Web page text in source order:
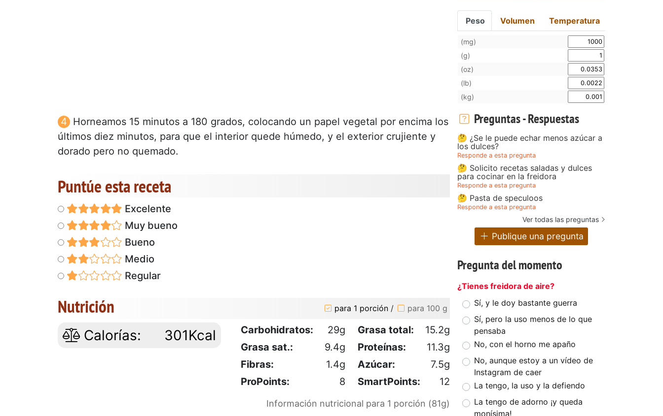
Horneamos 15 minutos a 180 grados, colocando un papel vegetal por encima los
últimos diez minutos, para que el interior quede húmedo, y el exterior crujiente y
dorado pero no quemado.
Puntúe esta receta
Excelente
Muy bueno
Bueno
Medio
Regular
Nutrición para 1 porción / para 100 g
Calorías: 301Kcal Carbohidratos: 29g Grasa total:
15.2g
Grasa sat.:
9.4g Proteínas:
11.3g
Fibras:
1.4g Azúcar:
7.5g
ProPoints:
8 SmartPoints: 12
Información nutricional para 1 porción (81g)
Peso Volumen Temperatura
(mg)
(g)
(oz)
(lb)
(kg)
Preguntas - Respuestas
🤔 ¿Se le puede echar menos azúcar a
los dulces?
Responde a esta pregunta
🤔 Solicito recetas saladas y dulces
para cocinar en la freidora
Responde a esta pregunta
🤔 Pasta de speculoos
Responde a esta pregunta
Ver todas las preguntas
Publique una pregunta
Pregunta del momento
¿Tienes freidora de aire?
Sí, y le doy bastante guerra
Sí, pero la uso menos de lo que
pensaba
No, con el horno me apaño
No, aunque estoy a un vídeo de
Instagram de caer
La tengo, la uso y la defiendo
La tengo de adorno ¡y queda
monísima!